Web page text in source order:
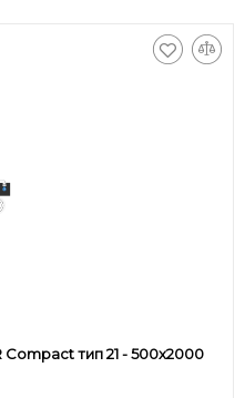
тип 21 - 500x2000